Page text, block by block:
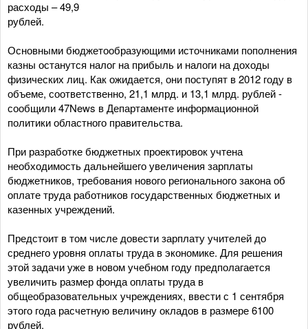
расходы – 49,9
рублей.
Основными бюджетообразующими источниками пополнения
казны останутся налог на прибыль и налоги на доходы
физических лиц. Как ожидается, они поступят в 2012 году в
объеме, соответственно, 21,1 млрд. и 13,1 млрд. рублей -
сообщили 47News в Департаменте информационной
политики областного правительства.
При разработке бюджетных проектировок учтена
необходимость дальнейшего увеличения зарплаты
бюджетников, требования нового регионального закона об
оплате труда работников государственных бюджетных и
казенных учреждений.
Предстоит в том числе довести зарплату учителей до
среднего уровня оплаты труда в экономике. Для решения
этой задачи уже в новом учебном году предполагается
увеличить размер фонда оплаты труда в
общеобразовательных учреждениях, ввести с 1 сентября
этого года расчетную величину окладов в размере 6100
рублей.